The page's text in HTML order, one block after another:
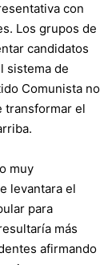
con
Los grupos de
candidatos
sistema de
Comunista no
transformar el
muy
levantara el
para
más
afirmando